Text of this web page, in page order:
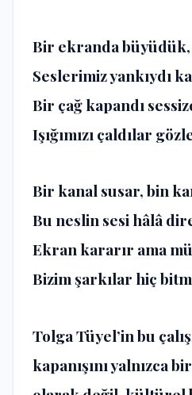
Bir ekranda
Seslerimiz yankıydı
Bir çağ kapandı
Işığımızı çaldılar
Bir kanal susar, bin
Bu neslin sesi hâlâ
Ekran kararır ama
Bizim şarkılar hiç
Tolga Tüyel’in bu
kapanışını yalnızca